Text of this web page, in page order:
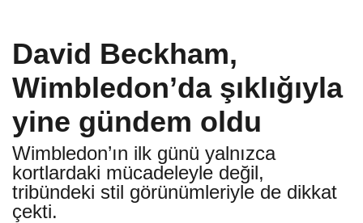
David Beckham,
Wimbledon’da şıklığıyla
yine gündem oldu
Wimbledon’ın ilk günü yalnızca
kortlardaki mücadeleyle değil,
tribündeki stil görünümleriyle de dikkat
çekti.